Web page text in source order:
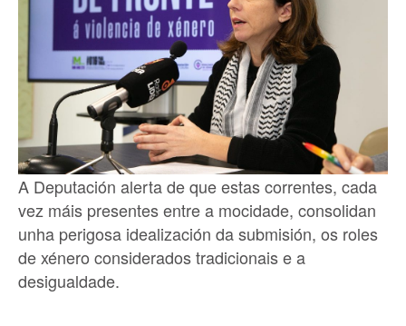
A Deputación alerta de que estas correntes, cada
vez máis presentes entre a mocidade, consolidan
unha perigosa idealización da submisión, os roles
de xénero considerados tradicionais e a
desigualdade.